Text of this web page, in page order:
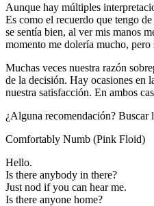
Aunque hay múltiples
Es como el recuerdo que tengo
se sentía bien, al ver mis manos
momento me dolería mucho,
Muchas veces nuestra razón
de la decisión. Hay ocasiones en
nuestra satisfacción. En ambos
¿Alguna recomendación? Buscar
Comfortably Numb (Pink Floid)
Hello.
Is there anybody in there?
Just nod if you can hear me.
Is there anyone home?